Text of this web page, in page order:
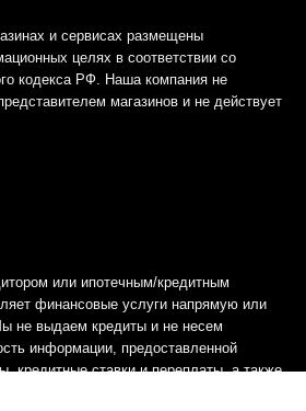
и сервисах размещены
целях в соответствии со
кодекса РФ. Наша компания не
магазинов и не действует
или ипотечным/кредитным
финансовые услуги напрямую или
не выдаем кредиты и не несем
информации, предоставленной
кредитные ставки и переплаты, а также